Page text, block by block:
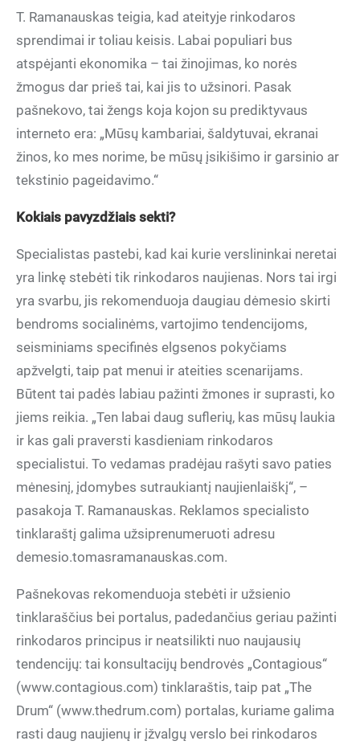
T. Ramanauskas teigia, kad ateityje rinkodaros
sprendimai ir toliau keisis. Labai populiari bus
atspėjanti ekonomika – tai žinojimas, ko norės
žmogus dar prieš tai, kai jis to užsinori. Pasak
pašnekovo, tai žengs koja kojon su prediktyvaus
interneto era: „Mūsų kambariai, šaldytuvai, ekranai
žinos, ko mes norime, be mūsų įsikišimo ir garsinio ar
tekstinio pageidavimo.“
Kokiais pavyzdžiais sekti?
Specialistas pastebi, kad kai kurie verslininkai neretai
yra linkę stebėti tik rinkodaros naujienas. Nors tai irgi
yra svarbu, jis rekomenduoja daugiau dėmesio skirti
bendroms socialinėms, vartojimo tendencijoms,
seisminiams specifinės elgsenos pokyčiams
apžvelgti, taip pat menui ir ateities scenarijams.
Būtent tai padės labiau pažinti žmones ir suprasti, ko
jiems reikia. „Ten labai daug suflerių, kas mūsų laukia
ir kas gali praversti kasdieniam rinkodaros
specialistui. To vedamas pradėjau rašyti savo paties
mėnesinį, įdomybes sutraukiantį naujienlaiškį“, –
pasakoja T. Ramanauskas. Reklamos specialisto
tinklaraštį galima užsiprenumeruoti adresu
demesio.tomasramanauskas.com.
Pašnekovas rekomenduoja stebėti ir užsienio
tinklaraščius bei portalus, padedančius geriau pažinti
rinkodaros principus ir neatsilikti nuo naujausių
tendencijų: tai konsultacijų bendrovės „Contagious“
(www.contagious.com) tinklaraštis, taip pat „The
Drum“ (www.thedrum.com) portalas, kuriame galima
rasti daug naujienų ir įžvalgų verslo bei rinkodaros